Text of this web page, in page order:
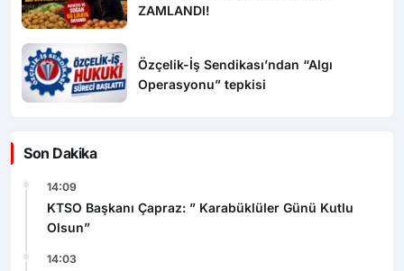
ZAMLANDI!
Özçelik-İş Sendikası’ndan “Algı
Operasyonu” tepkisi
Son Dakika
14:09
KTSO Başkanı Çapraz: ” Karabüklüler Günü Kutlu
Olsun”
14:03